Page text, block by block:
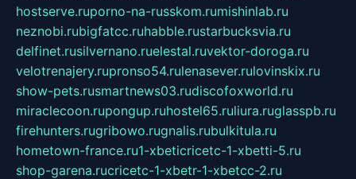
hostserve.ruporno-na-russkom.rumishinlab.ru
neznobi.rubigfatcc.ruhabble.rustarbucksvia.ru
delfinet.rusilvernano.ruelestal.ruvektor-doroga.ru
velotrenajery.rupronso54.rulenasever.rulovinskix.ru
show-pets.rusmartnews03.rudiscofoxworld.ru
miraclecoon.rupongup.ruhostel65.ruliura.ruglasspb.ru
firehunters.rugribowo.rugnalis.rubulkitula.ru
hometown-france.ru1-xbeticricetc-1-xbetti-5.ru
shop-garena.rucricetc-1-xbetr-1-xbetcc-2.ru